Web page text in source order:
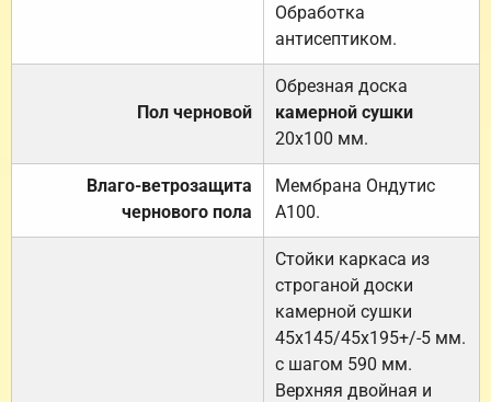
Обработка
антисептиком.
Пол черновой
Обрезная доска
камерной сушки
20х100 мм.
Влаго-ветрозащита
чернового пола
Мембрана Ондутис
А100.
Стойки каркаса из
строганой доски
камерной сушки
45х145/45х195+/-5 мм.
с шагом 590 мм.
Верхняя двойная и